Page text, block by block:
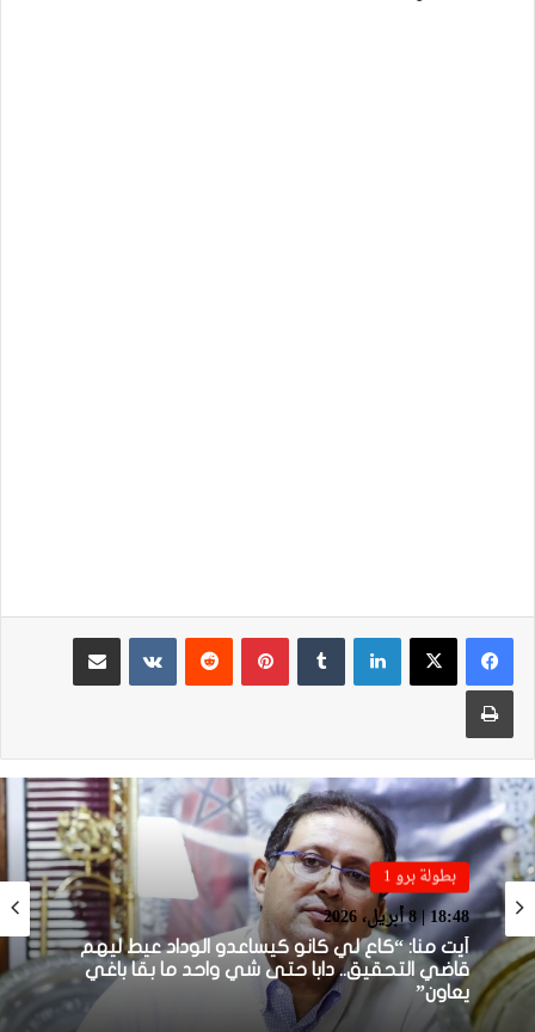
لينكدإن بينتيريست
مشاركة عبر البريد
طباعة
بطولة برو 1
18:48 | 8 أبريل، 2026
بطولة برو 1
22:23 | 6 أبريل، 2026
توالي النتائج السلبية يلاحق الوداد الرياضي بعد
تعادل جديد أمام الدفاع الحسني الجديدي